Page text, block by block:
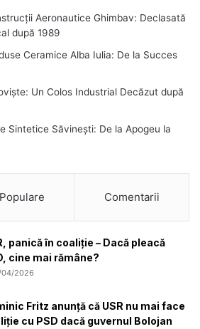
Aeronautice Ghimbav: Declasată
după 1989
Ceramice Alba Iulia: De la Succes
Un Colos Industrial Decăzut după
Sintetice Săvinești: De la Apogeu la
Populare Comentarii
panică în coaliție – Dacă pleacă
cine mai rămâne?
04/2026
Fritz anunță că USR nu mai face
cu PSD dacă guvernul Bolojan